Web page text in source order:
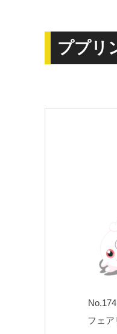
ププリ
No.174
フェ